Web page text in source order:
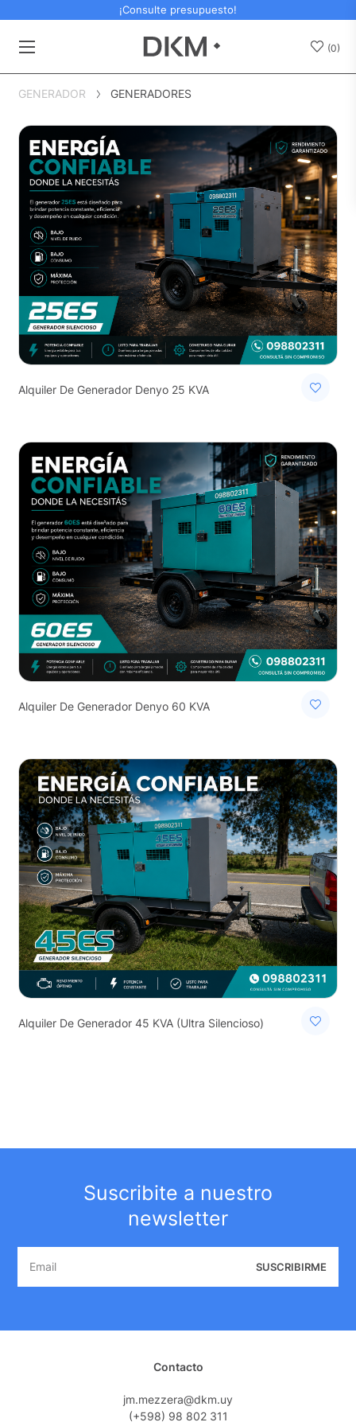
¡Consulte presupuesto!
(0)
GENERADOR GENERADORES
Alquiler De Generador Denyo 25 KVA
Alquiler De Generador Denyo 60 KVA
Alquiler De Generador 45 KVA (Ultra Silencioso)
Suscribite a nuestro
newsletter
SUSCRIBIRME
Contacto
jm.mezzera@dkm.uy
(+598) 98 802 311